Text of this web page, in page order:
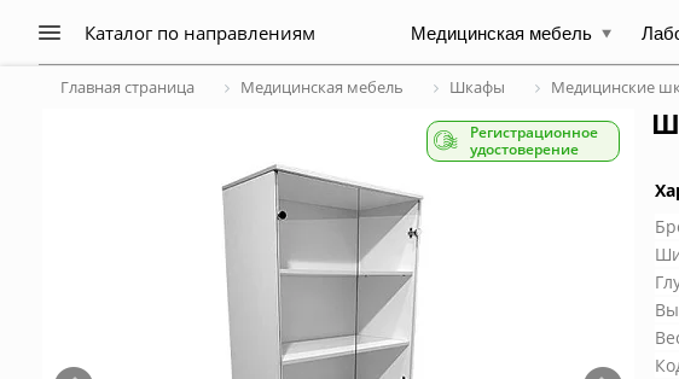
Каталог по направлениям Медицинская мебель
Главная страница Медицинская мебель Шкафы Медицинские
Регистрационное
удостоверение